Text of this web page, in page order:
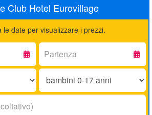
Club Hotel Eurovillage
le date per visualizzare i prezzi.
Partenza:
Bambini
17